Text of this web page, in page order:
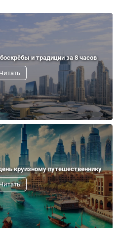
и традиции за 8 часов
Читать
круизному путешественнику
Читать